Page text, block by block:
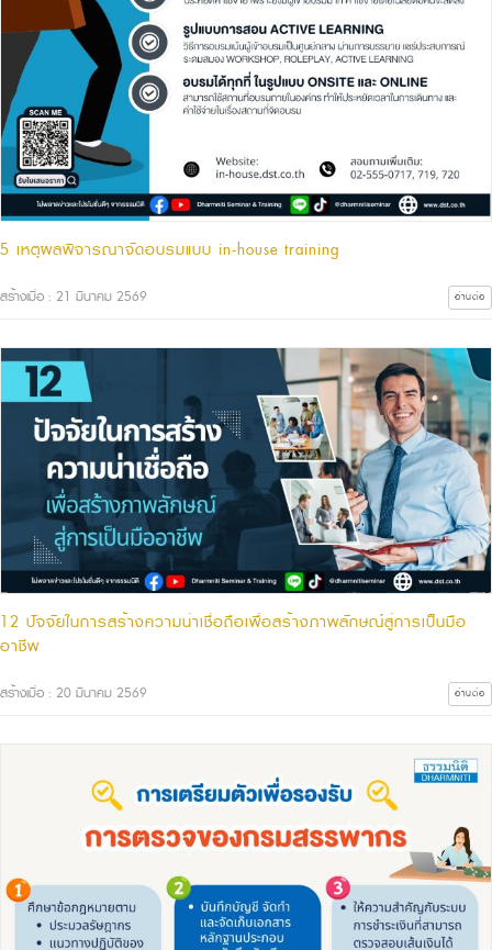
5 เหตุผลพิจารณาจัดอบรมแบบ in-house training
สร้างเมื่อ : 21 มีนาคม 2569 อ่านต่อ
12 ปัจจัยในการสร้างความน่าเชื่อถือเพื่อสร้างภาพลักษณ์สู่การเป็นมือ
อาชีพ
สร้างเมื่อ : 20 มีนาคม 2569 อ่านต่อ